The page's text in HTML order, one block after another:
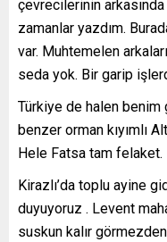
çevrecilerinin
zamanlar yazdım.
var. Muhtemelen
seda yok. Bir garip
Türkiye de halen
benzer orman kıyımlı
Hele Fatsa tam felaket.
Kirazlı’da toplu ayine
duyuyoruz . Levent
suskun kalır